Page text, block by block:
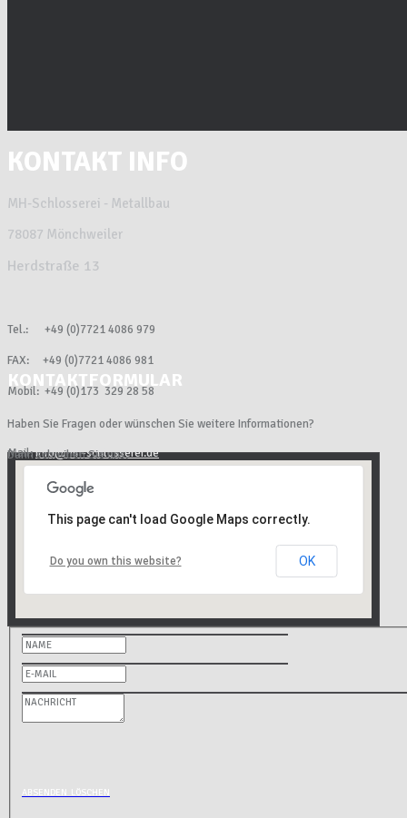
KONTAKT INFO
MH-Schlosserei - Metallbau
78087 Mönchweiler
Herdstraße 13
Tel.: +49 (0)7721 4086 979
FAX: +49 (0)7721 4086 981
Mobil: +49 (0)173 329 28 58
Mail:info@mh-schlosserei.de
KONTAKTFORMULAR
Haben Sie Fragen oder wünschen Sie weitere Informationen?
Dann schreiben Sie uns.
This page can't load Google Maps correctly.
Do you own this website? OK
ABSENDEN LÖSCHEN